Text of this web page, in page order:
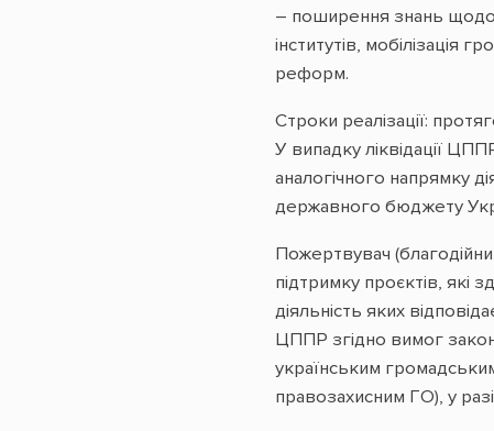
– поширення знань щодо
інститутів, мобілізація
реформ.
Строки реалізації:
У випадку ліквідації
аналогічного напрямку
державного бюджету
Пожертвувач
підтримку проєктів, які
діяльність яких
ЦППР згідно вимог
українським
правозахисним ГО), у